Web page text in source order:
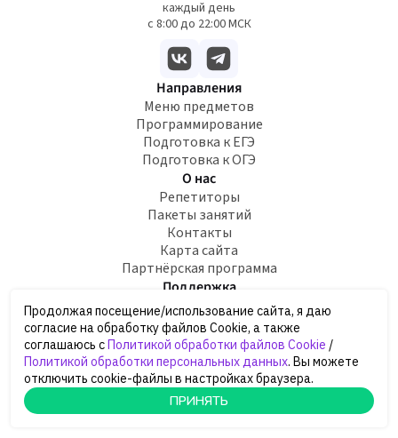
БЕСПЛАТНОЕ ЗАНЯТИЕ
БЕСПЛАТНОЕ ЗАНЯТИЕ
БЕСПЛАТНОЕ ЗАНЯТИЕ
БЕСПЛАТНОЕ ЗАНЯТИЕ
БЕСПЛАТНОЕ ЗАНЯТИЕ
БЕСПЛАТНОЕ ЗАНЯТИЕ
БЕСПЛАТНОЕ ЗАНЯТИЕ
БЕСПЛАТНОЕ ЗАНЯТИЕ
БЕСПЛАТНОЕ ЗАНЯТИЕ
БЕСПЛАТНОЕ ЗАНЯТИЕ
БЕСПЛАТНОЕ ЗАНЯТИЕ
БЕСПЛАТНОЕ ЗАНЯТИЕ
БЕСПЛАТНОЕ ЗАНЯТИЕ
БЕСПЛАТНОЕ ЗАНЯТИЕ
БЕСПЛАТНОЕ ЗАНЯТИЕ
каждый день
с 8:00 до 22:00 МСК
Направления
Меню предметов
Программирование
Подготовка к ЕГЭ
Подготовка к ОГЭ
О нас
Репетиторы
Пакеты занятий
Контакты
Карта сайта
Партнёрская программа
Поддержка
8 800 775-26-31
hi@doma.uchi.ru
Договор-оферта
Обработка персональных данных
Сведения об образовательной организации
Продолжая посещение/использование сайта, я даю
согласие на обработку файлов Cookie, а также
соглашаюсь сПолитикой обработки файлов Cookie /
Политикой обработки персональных данных. Вы можете
отключить cookie-файлы в настройках браузера.
ПРИНЯТЬ